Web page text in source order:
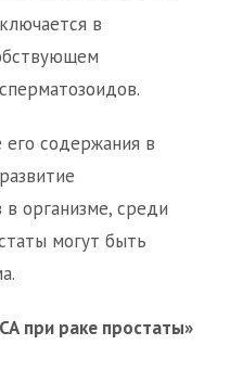
в
содержания в
в организме, среди
могут быть
при раке простаты»